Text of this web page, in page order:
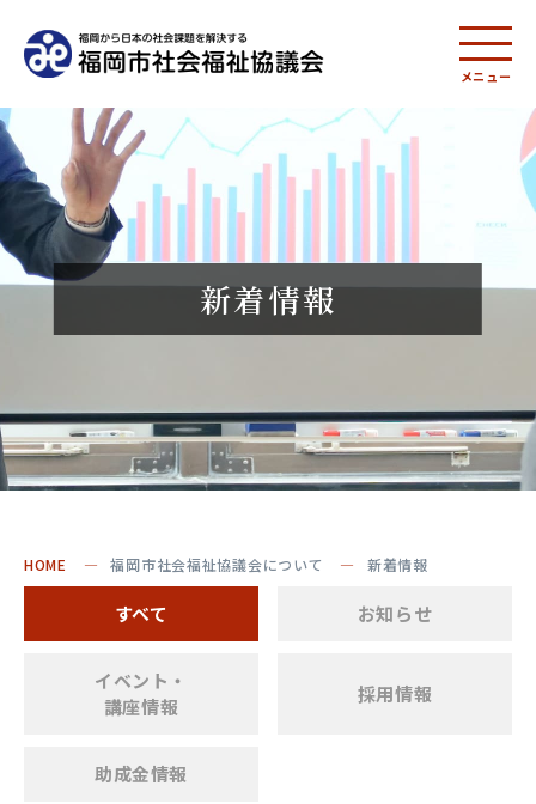
メニュー
新着情報
HOME 福岡市社会福祉協議会について 新着情報
すべて お知らせ
イベント・
講座情報
採用情報
助成金情報